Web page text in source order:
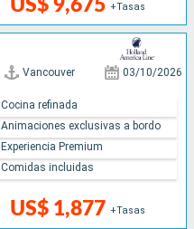
US$ 9,675 +Tasas
Vancouver 03/10/2026
US$ 1,877 +Tasas
Cocina refinada
Animaciones exclusivas a bordo
Experiencia Premium
Comidas incluidas